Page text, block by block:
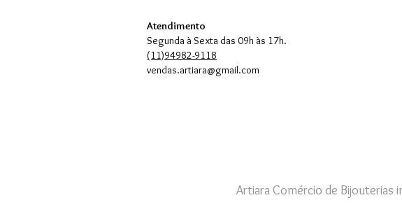
Atendimento
Segunda à Sexta das 09h às 17h.
(11)94982-9118
vendas.artiara@gmail.com
Artiara Comércio de Bijouterias